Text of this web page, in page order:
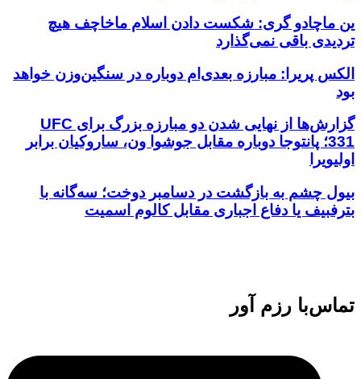
ین ماچادو گری: شکست دادن اسلام ماخاچف هیچ
تردیدی باقی نمی‌گذارد
الکس پریرا: مبارزه بعدی‌ام دوباره در سنگین‌وزن خواهد
بود
گزارش‌ها از نهایی شدن دو مبارزه بزرگ برای UFC
331؛ پانتوجا دوباره مقابل جوشوا ون، ساروکیان برابر
اولیویرا
بیول چشم به بازگشت در دسامبر دوخت؛ سه‌گانه با
بترفبیف یا دفاع اجباری مقابل کالوم اسمیت
تماس‌با رزم آور